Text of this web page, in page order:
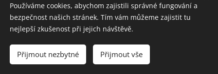
Základní škola, Jičín, Poděbradova 18
Všechna práva vyhrazena.
Vytvořeno službou Webnode
Používáme cookies, abychom zajistili správné fungování a
bezpečnost našich stránek. Tím vám můžeme zajistit tu
nejlepší zkušenost při jejich návštěvě.
Přijmout nezbytné Přijmout vše